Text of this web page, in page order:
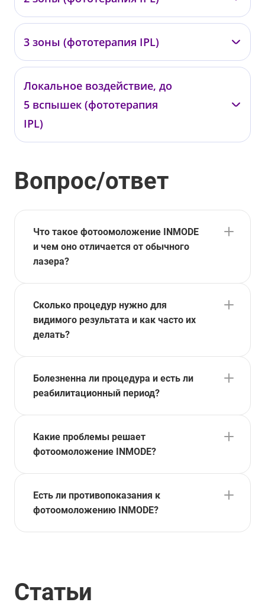
от 18 000 ₽
от 30 000 ₽
3 зоны (фототерапия IPL)
от 40 000 ₽
Локальное воздействие, до
5 вспышек (фототерапия
IPL)
05573
от 3 000 ₽
Вопрос/ответ
Что такое фотоомоложение INMODE
и чем оно отличается от обычного
лазера?
Сколько процедур нужно для
видимого результата и как часто их
делать?
Болезненна ли процедура и есть ли
реабилитационный период?
Какие проблемы решает
фотоомоложение INMODE?
Есть ли противопоказания к
фотоомоложению INMODE?
Статьи